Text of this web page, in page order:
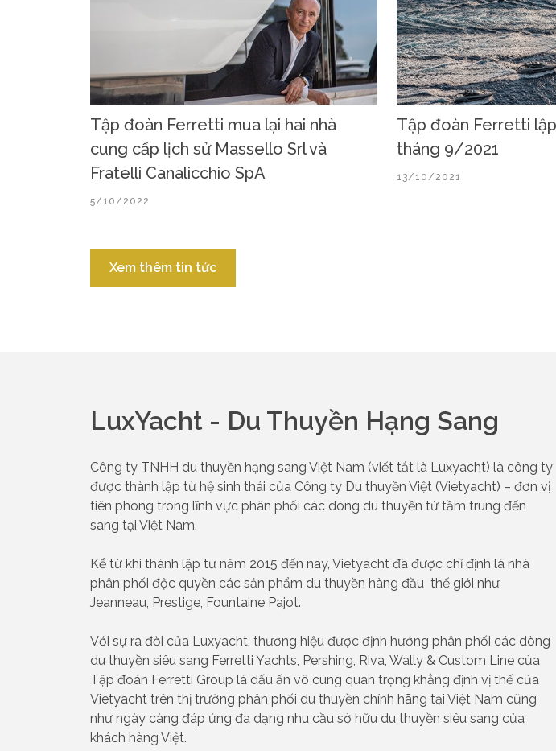
Tập đoàn Ferretti mua lại hai nhà
cung cấp lịch sử Massello Srl và
Fratelli Canalicchio SpA
5/10/2022
Tập đoàn Ferretti
tháng 9/2021
13/10/2021
Xem thêm tin tức
LuxYacht - Du Thuyền Hạng Sang
Công ty TNHH du thuyền hạng sang Việt Nam (viết tắt là Luxyacht) là công ty
được thành lập từ hệ sinh thái của Công ty Du thuyền Việt (Vietyacht) – đơn vị
tiên phong trong lĩnh vực phân phối các dòng du thuyền từ tầm trung đến
sang tại Việt Nam.
Kể từ khi thành lập từ năm 2015 đến nay, Vietyacht đã được chỉ định là nhà
phân phối độc quyền các sản phẩm du thuyền hàng đầu thế giới như
Jeanneau, Prestige, Fountaine Pajot.
Với sự ra đời của Luxyacht, thương hiệu được định hướng phân phối các dòng
du thuyền siêu sang Ferretti Yachts, Pershing, Riva, Wally & Custom Line của
Tập đoàn Ferretti Group là dấu ấn vô cùng quan trọng khẳng định vị thế của
Vietyacht trên thị trường phân phối du thuyền chính hãng tại Việt Nam cũng
như ngày càng đáp ứng đa dạng nhu cầu sở hữu du thuyền siêu sang của
khách hàng Việt.